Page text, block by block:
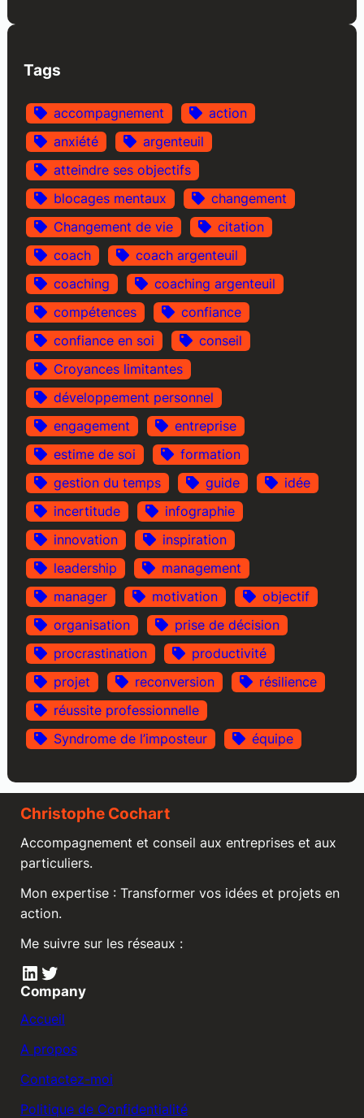
Tags
accompagnement
action
anxiété
argenteuil
atteindre ses objectifs
blocages mentaux
changement
Changement de vie
citation
coach
coach argenteuil
coaching
coaching argenteuil
compétences
confiance
confiance en soi
conseil
Croyances limitantes
développement personnel
engagement
entreprise
estime de soi
formation
gestion du temps
guide
idée
incertitude
infographie
innovation
inspiration
leadership
management
manager
motivation
objectif
organisation
prise de décision
procrastination
productivité
projet
reconversion
résilience
réussite professionnelle
Syndrome de l’imposteur
équipe
Christophe Cochart
Accompagnement et conseil aux entreprises et aux
particuliers.
Mon expertise : Transformer vos idées et projets en
action.
Me suivre sur les réseaux :
LinkedIn Twitter
Company
Accueil
A propos
Contactez-moi
Politique de Confidentialité